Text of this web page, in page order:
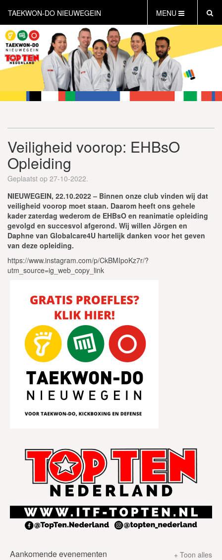
TAEKWON-DO NIEUWEGEIN MENU
HOME
NIEUWS
AGENDA
INFORMATIE
LESTIJDEN
WAT IS KICKBOKSEN?
WAT IS DEFENSE?
PERSONAL TRAINING
GRATIS PROEFLES INPLANNEN
Veiligheid voorop: EHBsO
Opleiding
Geplaatst op 27-10-2022.
NIEUWEGEIN, 22.10.2022 – Binnen onze club vinden wij dat
veiligheid voorop moet staan. Daarom heeft ons gehele
kader zaterdag wederom de EHBsO en reanimatie opleiding
gevolgd en succesvol afgerond. Wij willen Jörgen en
Daphne van Globalcare4U hartelijk danken voor het geven
van deze opleiding.
https://www.instagram.com/p/CkBMIpoKz7r/?
utm_source=ig_web_copy_link
Aankomende evenementen + Toon alles